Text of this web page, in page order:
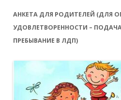
АНКЕТА ДЛЯ РОДИТЕЛЕЙ (ДЛЯ
УДОВЛЕТВОРЕННОСТИ –
ПРЕБЫВАНИЕ В ЛДП)